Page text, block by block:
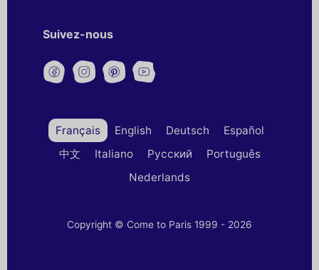
Suivez-nous
Français English Deutsch
Español
中文
Italiano Русский
Português
Nederlands
Copyright © Come to Paris 1999 - 2026